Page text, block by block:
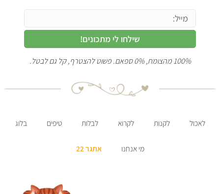
שילחו לי מתכונים!
100% מהצומח, 0% ספאם. פשוט להצטרף, קל גם לבטל.
לאכול לקנות לקרוא לבלות טיפים בלוג
מי אנחנו אתגר 22